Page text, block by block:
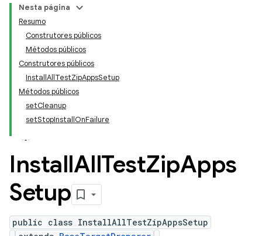
Nesta página
Resumo
Construtores públicos
Métodos públicos
Construtores públicos
InstallAllTestZipAppsSetup
Métodos públicos
setCleanup
setStopInstallOnFailure
InstallAllTestZipApps
Setup
public class InstallAllTestZipAppsSetup